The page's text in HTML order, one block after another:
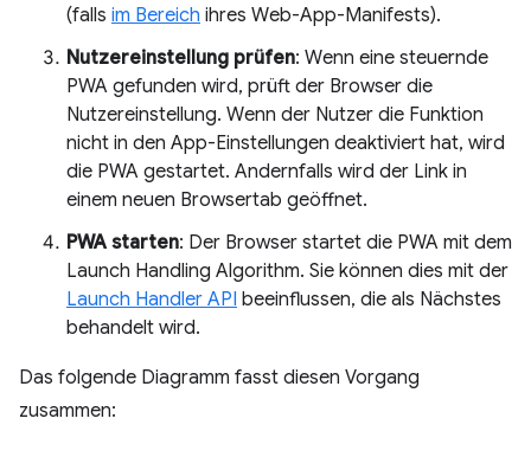
(falls im Bereich ihres Web-App-Manifests).
Nutzereinstellung prüfen: Wenn eine steuernde
PWA gefunden wird, prüft der Browser die
Nutzereinstellung. Wenn der Nutzer die Funktion
nicht in den App-Einstellungen deaktiviert hat, wird
die PWA gestartet. Andernfalls wird der Link in
einem neuen Browsertab geöffnet.
PWA starten: Der Browser startet die PWA mit dem
Launch Handling Algorithm. Sie können dies mit der
Launch Handler API beeinflussen, die als Nächstes
behandelt wird.
Das folgende Diagramm fasst diesen Vorgang
zusammen: